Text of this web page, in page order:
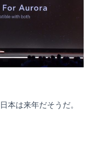
本は来年だそうだ。